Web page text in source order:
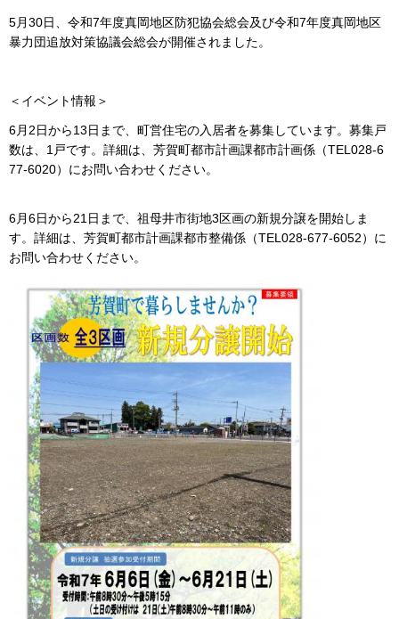
5月30日、令和7年度真岡地区防犯協会総会及び令和7年度真岡地区
暴力団追放対策協議会総会が開催されました。
＜イベント情報＞
6月2日から13日まで、町営住宅の入居者を募集しています。募集戸
数は、1戸です。詳細は、芳賀町都市計画課都市計画係（TEL028-6
77-6020）にお問い合わせください。
6月6日から21日まで、祖母井市街地3区画の新規分譲を開始しま
す。詳細は、芳賀町都市計画課都市整備係（TEL028-677-6052）に
お問い合わせください。